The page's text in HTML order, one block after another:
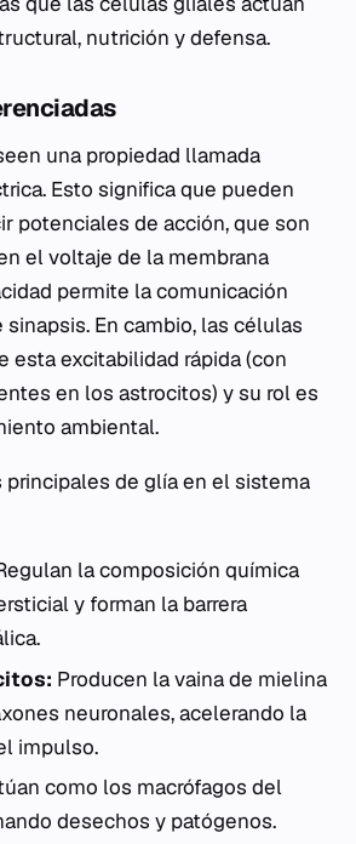
nutrición y defensa.
una propiedad llamada
Esto significa que pueden
potenciales de acción, que son
el voltaje de la membrana
permite la comunicación
sinapsis. En cambio, las células
esta excitabilidad rápida (con
en los astrocitos) y su rol es
ambiental.
de glía en el sistema
la composición química
y forman la barrera
Producen la vaina de mielina
neuronales, acelerando la
impulso.
como los macrófagos del
desechos y patógenos.